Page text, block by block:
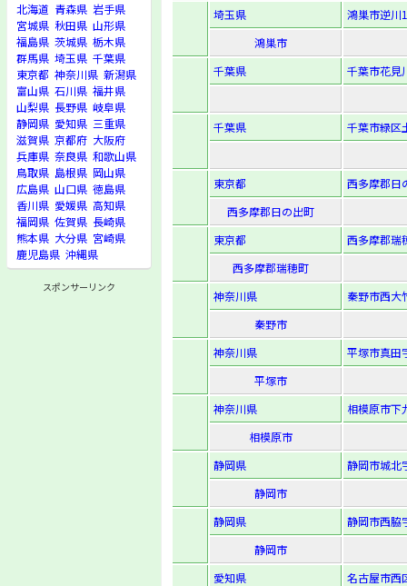
北海道 青森県 岩手県
宮城県 秋田県 山形県
福島県 茨城県 栃木県
群馬県 埼玉県 千葉県
東京都 神奈川県 新潟県
富山県 石川県 福井県
山梨県 長野県 岐阜県
静岡県 愛知県 三重県
滋賀県 京都府 大阪府
兵庫県 奈良県 和歌山県
鳥取県 島根県 岡山県
広島県 山口県 徳島県
香川県 愛媛県 高知県
福岡県 佐賀県 長崎県
熊本県 大分県 宮崎県
鹿児島県 沖縄県
スポンサーリンク
埼玉県
鴻巣市逆川
鴻巣市
千葉県
千葉市花見
千葉県 千葉市緑区
東京都
西多摩郡日
西多摩郡日の出町
東京都
西多摩郡瑞
西多摩郡瑞穂町
神奈川県
秦野市西大
秦野市
神奈川県
平塚市真田
平塚市
神奈川県
相模原市下
相模原市
静岡県
静岡市城北
静岡市
静岡県
静岡市西脇
静岡市
愛知県
名古屋市西